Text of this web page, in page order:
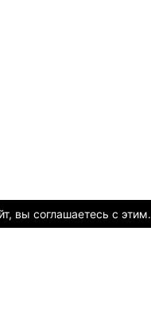
вы соглашаетесь c этим.